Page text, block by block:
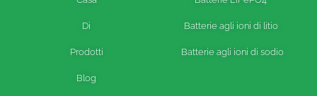
Di
Prodotti
Blog
Batterie agli ioni di litio
Batterie agli ioni di sodio